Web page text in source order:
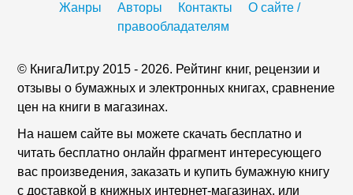
Жанры
Авторы Контакты
О сайте /
правообладателям
© КнигаЛит.ру 2015 - 2026. Рейтинг книг, рецензии и
отзывы о бумажных и электронных книгах, сравнение
цен на книги в магазинах.
На нашем сайте вы можете скачать бесплатно и
читать бесплатно онлайн фрагмент интересующего
вас произведения, заказать и купить бумажную книгу
с доставкой в книжных интернет-магазинах, или